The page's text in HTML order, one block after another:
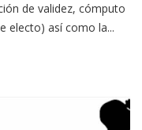
de validez, cómputo
electo) así como la...